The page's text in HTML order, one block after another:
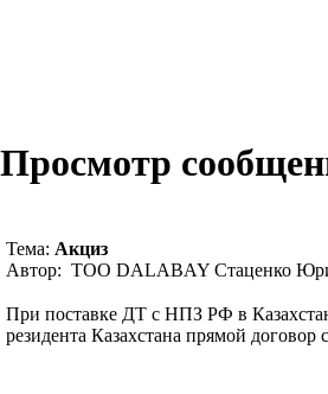
Просмотр
Тема: Акциз
Автор: ТОО DALABAY Стаценко
При поставке ДТ с НПЗ РФ в
резидента Казахстана прямой